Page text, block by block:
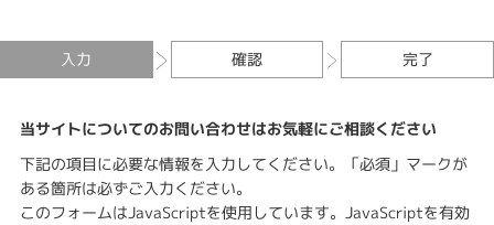
入力 確認 完了
当サイトについてのお問い合わせはお気軽にご相談ください
下記の項目に必要な情報を入力してください。「必須」マークが
ある箇所は必ずご入力ください。
このフォームはJavaScriptを使用しています。JavaScriptを有効